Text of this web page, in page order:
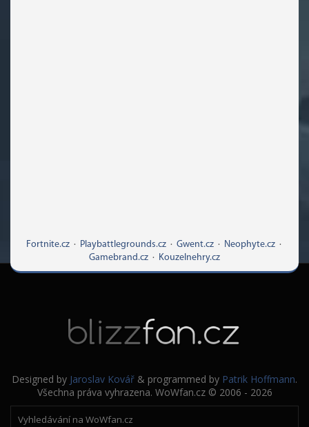
Fortnite.cz· Playbattlegrounds.cz· Gwent.cz· Neophyte.cz·
Gamebrand.cz · Kouzelnehry.cz
Designed by Jaroslav Kovář & programmed by Patrik Hoffmann.
Všechna práva vyhrazena. WoWfan.cz © 2006 - 2026